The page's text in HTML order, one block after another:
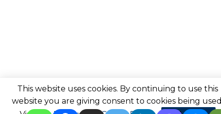
This website uses cookies. By continuing to use this
website you are giving consent to cookies being